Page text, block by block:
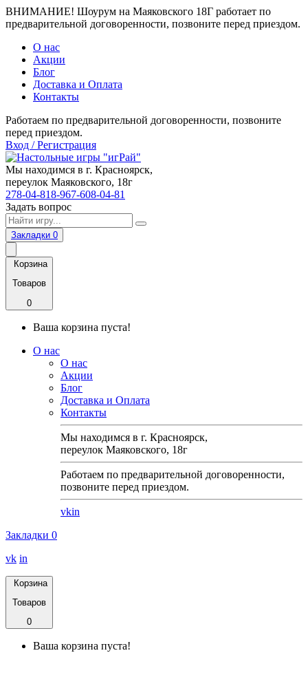
ВНИМАНИЕ! Шоурум на Маяковского 18Г работает по
предварительной договоренности, позвоните перед приездом.
О нас
Акции
Блог
Доставка и Оплата
Контакты
Работаем по предварительной договоренности, позвоните
перед приездом.
Вход / Регистрация
Мы находимся в г. Красноярск,
переулок Маяковского, 18г
278-04-818-967-608-04-81
Задать вопрос
Закладки 0
Корзина
Товаров
0
Ваша корзина пуста!
О нас
О нас
Акции
Блог
Доставка и Оплата
Контакты
Мы находимся в г. Красноярск,
переулок Маяковского, 18г
Работаем по предварительной договоренности,
позвоните перед приездом.
vkin
Закладки 0
vk in
Корзина
Товаров
0
Ваша корзина пуста!